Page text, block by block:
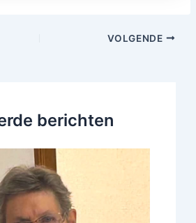
VOLGENDE
berichten